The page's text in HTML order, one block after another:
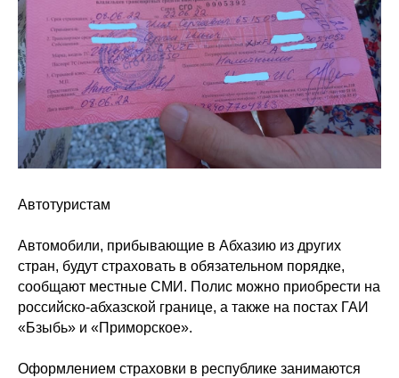
Автотуристам
Автомобили, прибывающие в Абхазию из других
стран, будут страховать в обязательном порядке,
сообщают местные СМИ. Полис можно приобрести на
российско-абхазской границе, а также на постах ГАИ
«Бзыбь» и «Приморское».
Оформлением страховки в республике занимаются